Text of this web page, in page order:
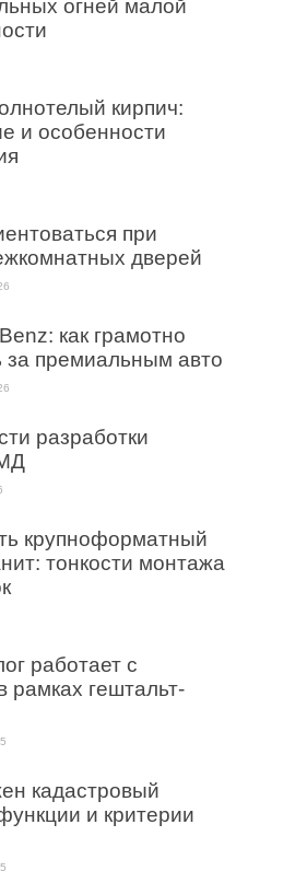
огней малой
кирпич:
и особенности
при
дверей
как грамотно
за премиальным авто
разработки
крупноформатный
тонкости монтажа
работает с
рамках гештальт-
кадастровый
и критерии